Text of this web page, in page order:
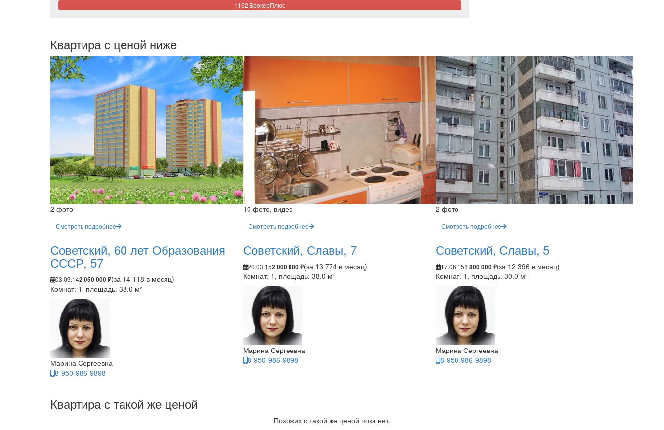
1162 БрокерПлюс
Квартира с ценой ниже
2 фото
Смотреть подробнее
Советский, 60 лет Образования
СССР, 57
03.09.142 050 000 ₽(за 14 118 в месяц)
Комнат: 1, площадь: 38.0 м²
Марина Сергеевна
8-950-986-9898
10 фото, видео
Смотреть подробнее
Советский, Славы, 7
20.03.152 000 000 ₽(за 13 774 в месяц)
Комнат: 1, площадь: 38.0 м²
Марина Сергеевна
8-950-986-9898
2 фото
Смотреть подробнее
Советский, Славы, 5
17.06.151 800 000 ₽(за 12 396 в месяц)
Комнат: 1, площадь: 30.0 м²
Марина Сергеевна
8-950-986-9898
Квартира с такой же ценой
Похожих с такой же ценой пока нет.